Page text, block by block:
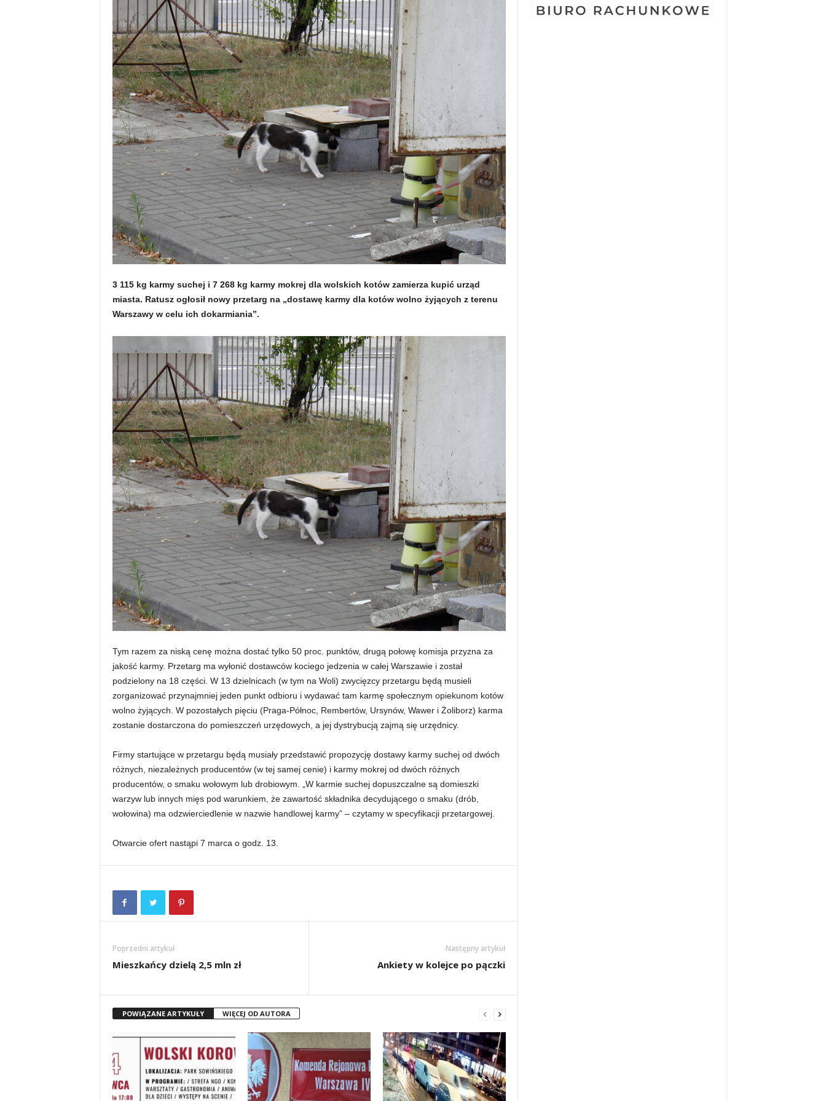
3 115 kg karmy suchej i 7 268 kg karmy mokrej dla wolskich kotów zamierza kupić urząd
miasta. Ratusz ogłosił nowy przetarg na „dostawę karmy dla kotów wolno żyjących z terenu
Warszawy w celu ich dokarmiania”.
Tym razem za niską cenę można dostać tylko 50 proc. punktów, drugą połowę komisja przyzna za
jakość karmy. Przetarg ma wyłonić dostawców kociego jedzenia w całej Warszawie i został
podzielony na 18 części. W 13 dzielnicach (w tym na Woli) zwycięzcy przetargu będą musieli
zorganizować przynajmniej jeden punkt odbioru i wydawać tam karmę społecznym opiekunom kotów
wolno żyjących. W pozostałych pięciu (Praga-Północ, Rembertów, Ursynów, Wawer i Żoliborz) karma
zostanie dostarczona do pomieszczeń urzędowych, a jej dystrybucją zajmą się urzędnicy.
Firmy startujące w przetargu będą musiały przedstawić propozycję dostawy karmy suchej od dwóch
różnych, niezależnych producentów (w tej samej cenie) i karmy mokrej od dwóch różnych
producentów, o smaku wołowym lub drobiowym. „W karmie suchej dopuszczalne są domieszki
warzyw lub innych mięs pod warunkiem, że zawartość składnika decydującego o smaku (drób,
wołowina) ma odzwierciedlenie w nazwie handlowej karmy” – czytamy w specyfikacji przetargowej.
Otwarcie ofert nastąpi 7 marca o godz. 13.
Poprzedni artykuł
Mieszkańcy dzielą 2,5 mln zł
Następny artykuł
Ankiety w kolejce po pączki
POWIĄZANE ARTYKUŁY WIĘCEJ OD AUTORA